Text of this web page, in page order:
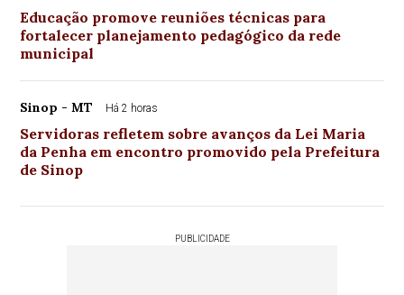
Educação promove reuniões técnicas para
fortalecer planejamento pedagógico da rede
municipal
Sinop - MT Há 2 horas
Servidoras refletem sobre avanços da Lei Maria
da Penha em encontro promovido pela Prefeitura
de Sinop
PUBLICIDADE